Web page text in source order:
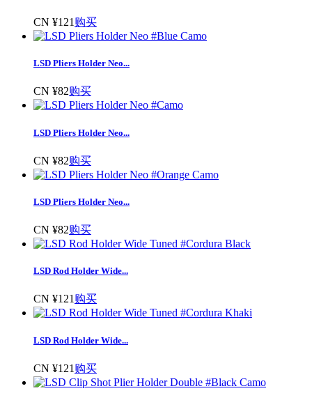
CN ¥121 购买
LSD Pliers Holder Neo...
CN ¥82购买
LSD Pliers Holder Neo...
CN ¥82购买
LSD Pliers Holder Neo...
CN ¥82购买
LSD Rod Holder Wide...
CN ¥121 购买
LSD Rod Holder Wide...
CN ¥121 购买